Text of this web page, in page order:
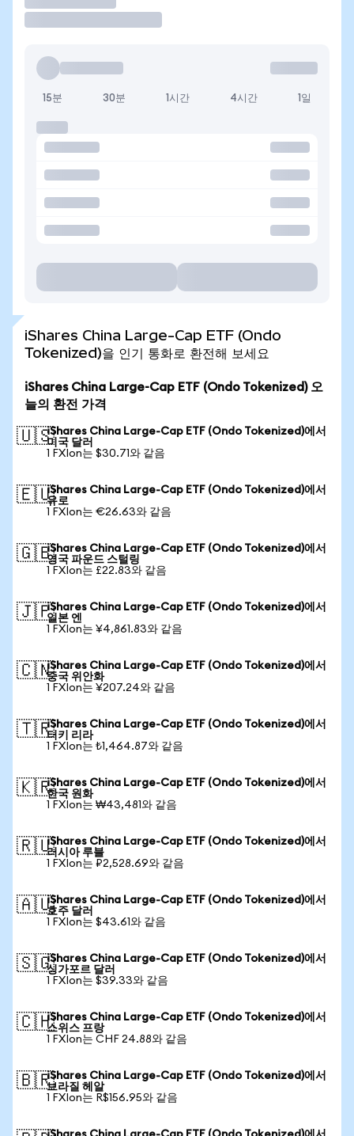
15분 30분 1시간 4시간 1일
iShares China Large-Cap ETF (Ondo
Tokenized)을 인기 통화로 환전해 보세요
iShares China Large-Cap ETF (Ondo Tokenized) 오
늘의 환전 가격
🇺🇸iShares China Large-Cap ETF (Ondo Tokenized)에서
미국 달러
1 FXIon는 $30.71와 같음
🇪🇺iShares China Large-Cap ETF (Ondo Tokenized)에서
유로
1 FXIon는 €26.63와 같음
🇬🇧iShares China Large-Cap ETF (Ondo Tokenized)에서
영국 파운드 스털링
1 FXIon는 £22.83와 같음
🇯🇵iShares China Large-Cap ETF (Ondo Tokenized)에서
일본 엔
1 FXIon는 ¥4,861.83와 같음
🇨🇳iShares China Large-Cap ETF (Ondo Tokenized)에서
중국 위안화
1 FXIon는 ¥207.24와 같음
🇹🇷iShares China Large-Cap ETF (Ondo Tokenized)에서
터키 리라
1 FXIon는 ₺1,464.87와 같음
🇰🇷iShares China Large-Cap ETF (Ondo Tokenized)에서
한국 원화
1 FXIon는 ₩43,481와 같음
🇷🇺iShares China Large-Cap ETF (Ondo Tokenized)에서
러시아 루블
1 FXIon는 ₽2,528.69와 같음
🇦🇺iShares China Large-Cap ETF (Ondo Tokenized)에서
호주 달러
1 FXIon는 $43.61와 같음
🇸🇬iShares China Large-Cap ETF (Ondo Tokenized)에서
싱가포르 달러
1 FXIon는 $39.33와 같음
🇨🇭iShares China Large-Cap ETF (Ondo Tokenized)에서
스위스 프랑
1 FXIon는 CHF 24.88와 같음
🇧🇷iShares China Large-Cap ETF (Ondo Tokenized)에서
브라질 헤알
1 FXIon는 R$156.95와 같음